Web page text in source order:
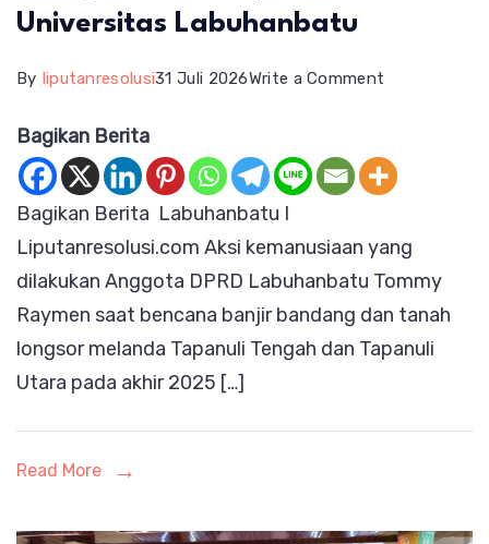
Universitas Labuhanbatu
By liputanresolusi31 Juli 2026Write a Comment
Dinobatkan
Tokoh
Inspiratif
Universitas
Labuhanbatu
Bagikan Berita
Bagikan Berita Labuhanbatu I
Liputanresolusi.com Aksi kemanusiaan yang
dilakukan Anggota DPRD Labuhanbatu Tommy
Raymen saat bencana banjir bandang dan tanah
longsor melanda Tapanuli Tengah dan Tapanuli
Utara pada akhir 2025 […]
Read More